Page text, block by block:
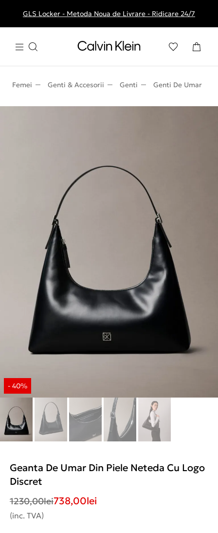
Livrare gratuita la comenzile de peste 250 RON
GLS Locker - Metoda Noua de Livrare - Ridicare 24/7
Femei Genti & Accesorii Genti Genti De Umar
Geanta De Umar Din Piele Neteda Cu Logo
Discret
1230,00lei738,00lei
(inc. TVA)